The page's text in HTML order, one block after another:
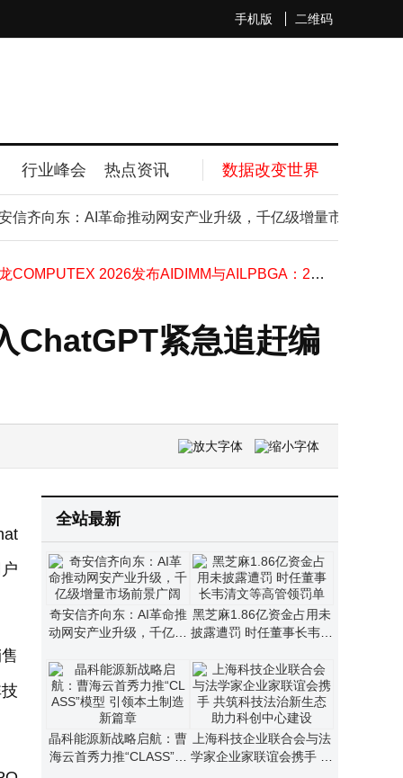
手机版 二维码
行业峰会 热点资讯 数据改变世界
齐向东：AI革命推动网安产业升级，千亿级增量市场前景广阔
孙正义身家超千亿美元重登亚洲首富 软银市值跃升AI投资成催化剂
江波龙COMPUTEX 2026发布AIDIMM与AILPBGA：256-bit大位宽LPDDR5X赋能端侧AI推理
OPPO K15 Pro+游戏利器来袭，两千档价位配置拉满，2209元入手超值
马斯克xAI全球招募中文AI导师，时薪最高45美元，灵活办公模式引关注
孙正义身家超千亿美元重登亚洲首富 软银市值跃升AI投资成催化剂
苹果新专利：相机模块引入液冷设计，或有效解决iPhone拍摄发热问题
紧急追赶编
全站最新
奇安信齐向东：AI革命推
动网安产业升级，千亿级
黑芝麻1.86亿资金占用未
披露遭罚 时任董事长韦清
晶科能源新战略启航：曹
海云首秀力推“CLASS”模
上海科技企业联合会与法
学家企业家联谊会携手 共